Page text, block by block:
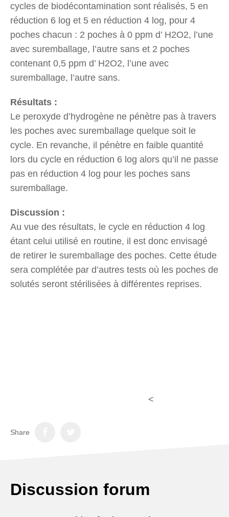
cycles de biodécontamination sont réalisés, 5 en
réduction 6 log et 5 en réduction 4 log, pour 4
poches chacun : 2 poches à 0 ppm d’ H2O2, l’une
avec suremballage, l’autre sans et 2 poches
contenant 0,5 ppm d’ H2O2, l’une avec
suremballage, l’autre sans.
Résultats :
Le peroxyde d’hydrogène ne pénètre pas à travers
les poches avec suremballage quelque soit le
cycle. En revanche, il pénètre en faible quantité
lors du cycle en réduction 6 log alors qu’il ne passe
pas en réduction 4 log pour les poches sans
suremballage.
Discussion :
Au vue des résultats, le cycle en réduction 4 log
étant celui utilisé en routine, il est donc envisagé
de retirer le suremballage des poches. Cette étude
sera complétée par d’autres tests où les poches de
solutés seront stérilisées à différentes reprises.
<
Share
Discussion forum